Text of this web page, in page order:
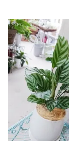
種類から探す
サイズから探す
価格から探す
プライバシーポリ